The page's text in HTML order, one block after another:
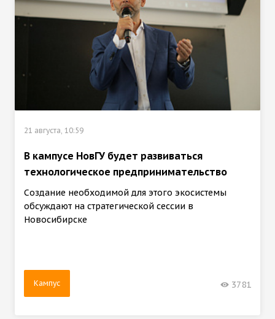
21 августа, 10:59
В кампусе НовГУ будет развиваться
технологическое предпринимательство
Создание необходимой для этого экосистемы
обсуждают на стратегической сессии в
Новосибирске
Кампус 3781